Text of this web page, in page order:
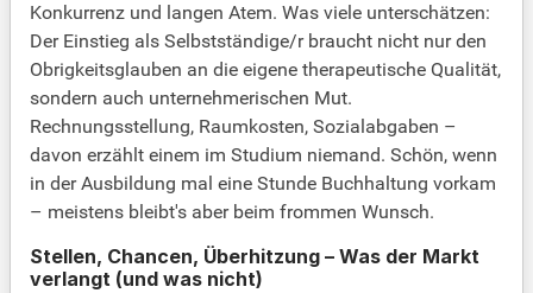
Konkurrenz und langen Atem. Was viele unterschätzen:
Der Einstieg als Selbstständige/r braucht nicht nur den
Obrigkeitsglauben an die eigene therapeutische Qualität,
sondern auch unternehmerischen Mut.
Rechnungsstellung, Raumkosten, Sozialabgaben –
davon erzählt einem im Studium niemand. Schön, wenn
in der Ausbildung mal eine Stunde Buchhaltung vorkam
– meistens bleibt's aber beim frommen Wunsch.
Stellen, Chancen, Überhitzung – Was der Markt
verlangt (und was nicht)